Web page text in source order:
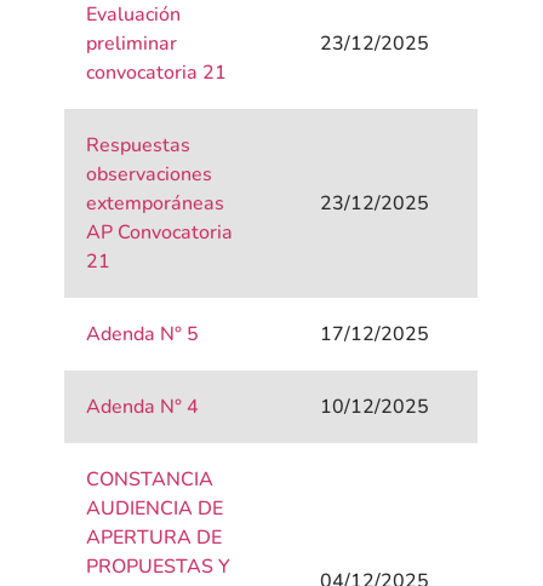
Evaluación
preliminar
convocatoria 21
23/12/2025
Respuestas
observaciones
extemporáneas
AP Convocatoria
21
23/12/2025
Adenda N° 5 17/12/2025
Adenda N° 4 10/12/2025
CONSTANCIA
AUDIENCIA DE
APERTURA DE
PROPUESTAS Y